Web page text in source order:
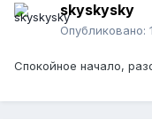
skyskysky
Опубликовано:
Спокойное начало,